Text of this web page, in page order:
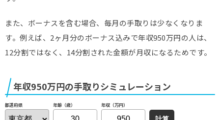
また、ボーナスを含む場合、毎月の手取りは少なくなりま
す。例えば、2ヶ月分のボーナス込みで年収950万円の人は、
12分割ではなく、14分割された金額が月収になるためです。
年収950万円の手取りシミュレーション
都道府県 年齢（歳） 年収（万円）